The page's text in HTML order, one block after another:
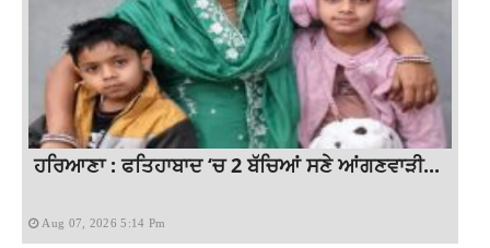
ਹਰਿਆਣਾ : ਫਤਿਹਾਬਾਦ ‘ਚ 2 ਬੱਚਿਆਂ ਸਣੇ ਆਂਗਣਵਾੜੀ...
Aug 07, 2026 5:14 Pm